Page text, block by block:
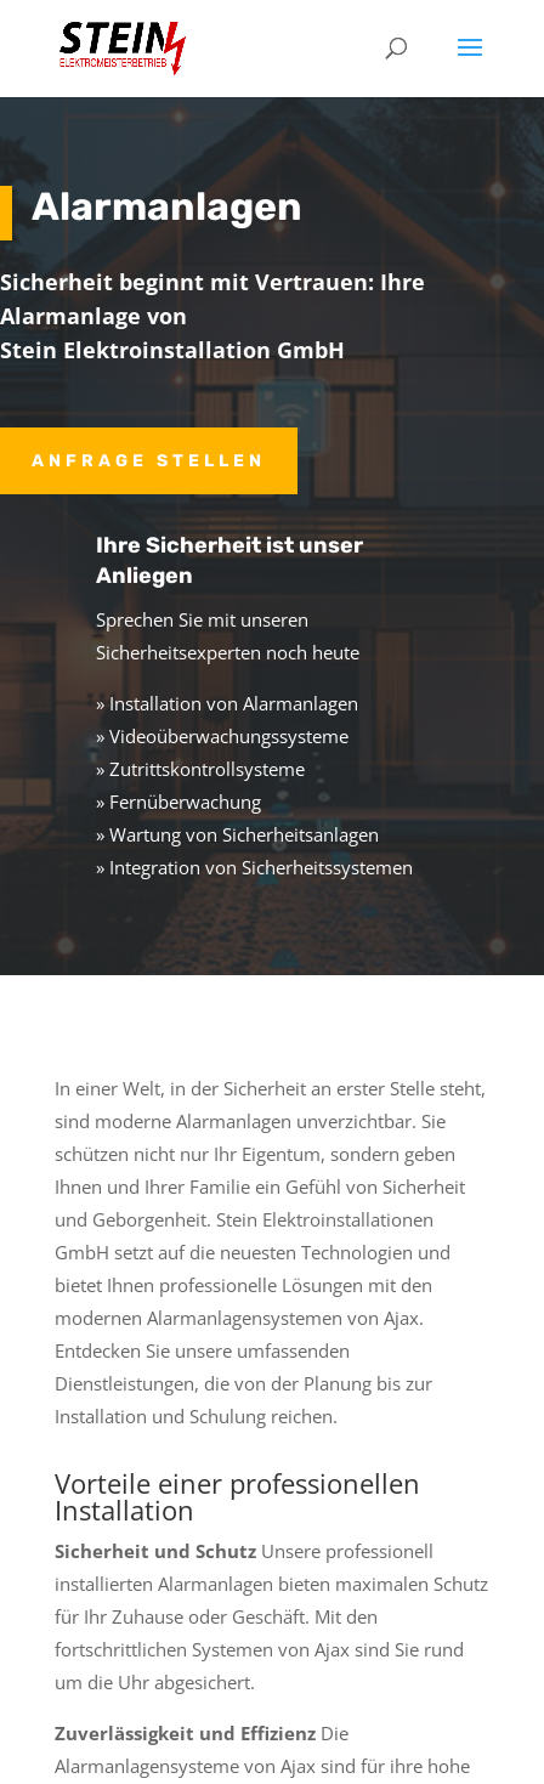
Alarmanlagen
Sicherheit beginnt mit Vertrauen: Ihre
Alarmanlage von
Stein Elektroinstallation GmbH
ANFRAGE STELLEN
Ihre Sicherheit ist unser
Anliegen
Sprechen Sie mit unseren
Sicherheitsexperten noch heute
» Installation von Alarmanlagen
» Videoüberwachungssysteme
» Zutrittskontrollsysteme
» Fernüberwachung
» Wartung von Sicherheitsanlagen
» Integration von Sicherheitssystemen
In einer Welt, in der Sicherheit an erster Stelle steht,
sind moderne Alarmanlagen unverzichtbar. Sie
schützen nicht nur Ihr Eigentum, sondern geben
Ihnen und Ihrer Familie ein Gefühl von Sicherheit
und Geborgenheit. Stein Elektroinstallationen
GmbH setzt auf die neuesten Technologien und
bietet Ihnen professionelle Lösungen mit den
modernen Alarmanlagensystemen von Ajax.
Entdecken Sie unsere umfassenden
Dienstleistungen, die von der Planung bis zur
Installation und Schulung reichen.
Vorteile einer professionellen
Installation
Sicherheit und SchutzUnsere professionell
installierten Alarmanlagen bieten maximalen Schutz
für Ihr Zuhause oder Geschäft. Mit den
fortschrittlichen Systemen von Ajax sind Sie rund
um die Uhr abgesichert.
Zuverlässigkeit und EffizienzDie
Alarmanlagensysteme von Ajax sind für ihre hohe